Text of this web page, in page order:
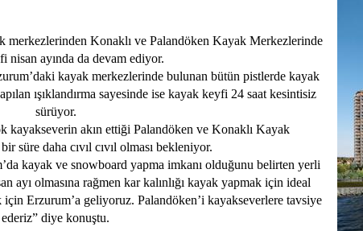
merkezlerinden Konaklı ve Palandöken Kayak Merkezlerinde
nisan ayında da devam ediyor.
kayak merkezlerinde bulunan bütün pistlerde kayak
ışıklandırma sayesinde ise kayak keyfi 24 saat kesintisiz
sürüyor.
kayakseverin akın ettiği Palandöken ve Konaklı Kayak
süre daha cıvıl cıvıl olması bekleniyor.
kayak ve snowboard yapma imkanı olduğunu belirten yerli
ayı olmasına rağmen kar kalınlığı kayak yapmak için ideal
Erzurum’a geliyoruz. Palandöken’i kayakseverlere tavsiye
ederiz” diye konuştu.